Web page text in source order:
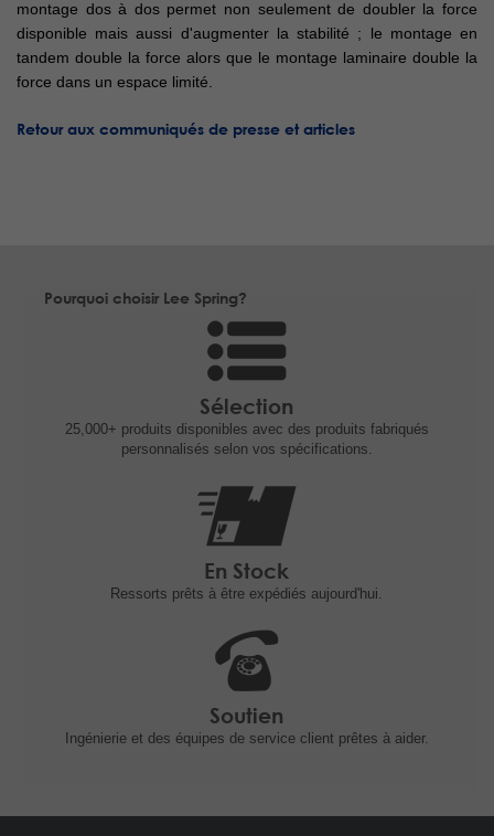
montage dos à dos permet non seulement de doubler la force
disponible mais aussi d'augmenter la stabilité ; le montage en
tandem double la force alors que le montage laminaire double la
force dans un espace limité.
Retour aux communiqués de presse et articles
Pourquoi choisir Lee Spring?
Sélection
25,000+ produits disponibles avec des produits fabriqués
personnalisés selon vos spécifications.
En Stock
Ressorts prêts à être expédiés aujourd'hui.
Soutien
Ingénierie etdes équipes de service client prêtes àaider.